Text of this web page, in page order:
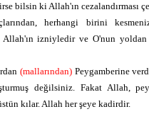
bilsin ki Allah'ın cezalandırması
herhangi birini
Allah'ın izniyledir ve O'nun yoldan
(mallarından)Peygamberine
değilsiniz. Fakat Allah,
kılar. Allah her şeye kadirdir.